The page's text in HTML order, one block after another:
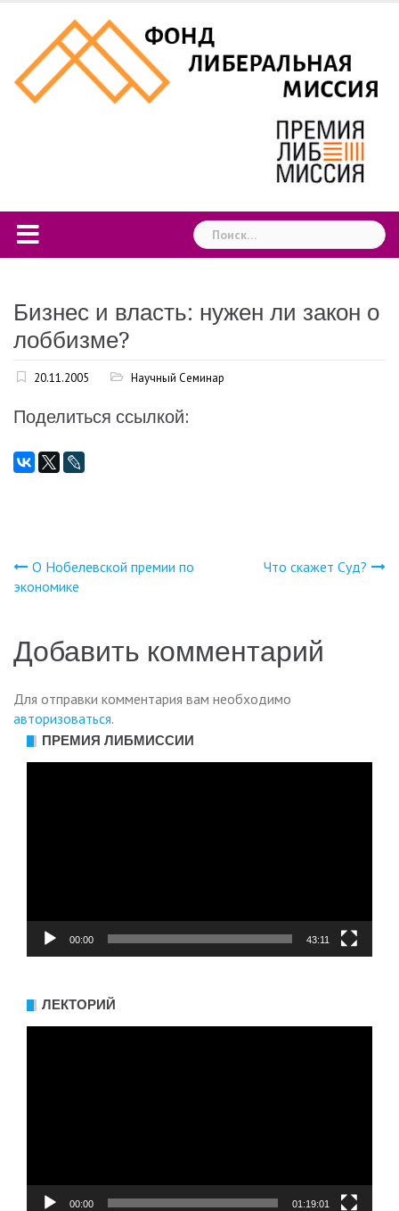
content
Найти:
Бизнес и власть: нужен ли закон о
лоббизме?
20.11.2005 Научный Семинар
Поделиться ссылкой:
Навигация
записям
О Нобелевской премии по
экономике
Что скажет Суд?
Добавить комментарий
Для отправки комментария вам необходимо
авторизоваться.
ПРЕМИЯ ЛИБМИССИИ
00:00 43:11
ЛЕКТОРИЙ
00:00 01:19:01